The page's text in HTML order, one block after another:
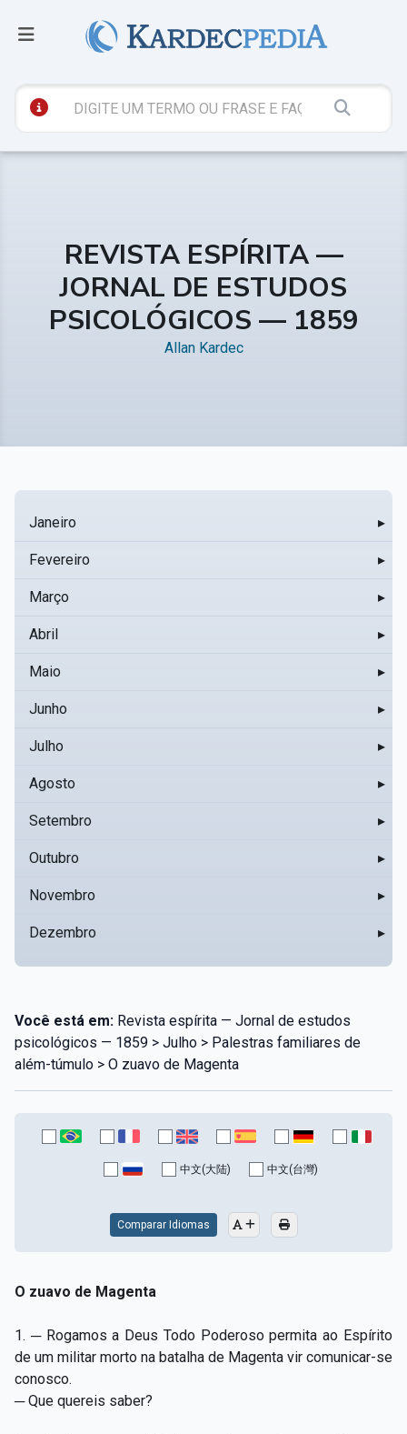
REVISTA ESPÍRITA —
JORNAL DE ESTUDOS
PSICOLÓGICOS — 1859
Allan Kardec
Janeiro ▸
Fevereiro ▸
Março ▸
Abril ▸
Maio ▸
Junho ▸
Julho ▸
Agosto ▸
Setembro ▸
Outubro ▸
Novembro ▸
Dezembro ▸
Você está em: Revista espírita — Jornal de estudos
psicológicos — 1859 > Julho > Palestras familiares de
além-túmulo > O zuavo de Magenta
中文(大陆) 中文(台灣)
Comparar Idiomas
O zuavo de Magenta
1. ─ Rogamos a Deus Todo Poderoso permita ao Espírito
de um militar morto na batalha de Magenta vir comunicar-se
conosco.
─ Que quereis saber?